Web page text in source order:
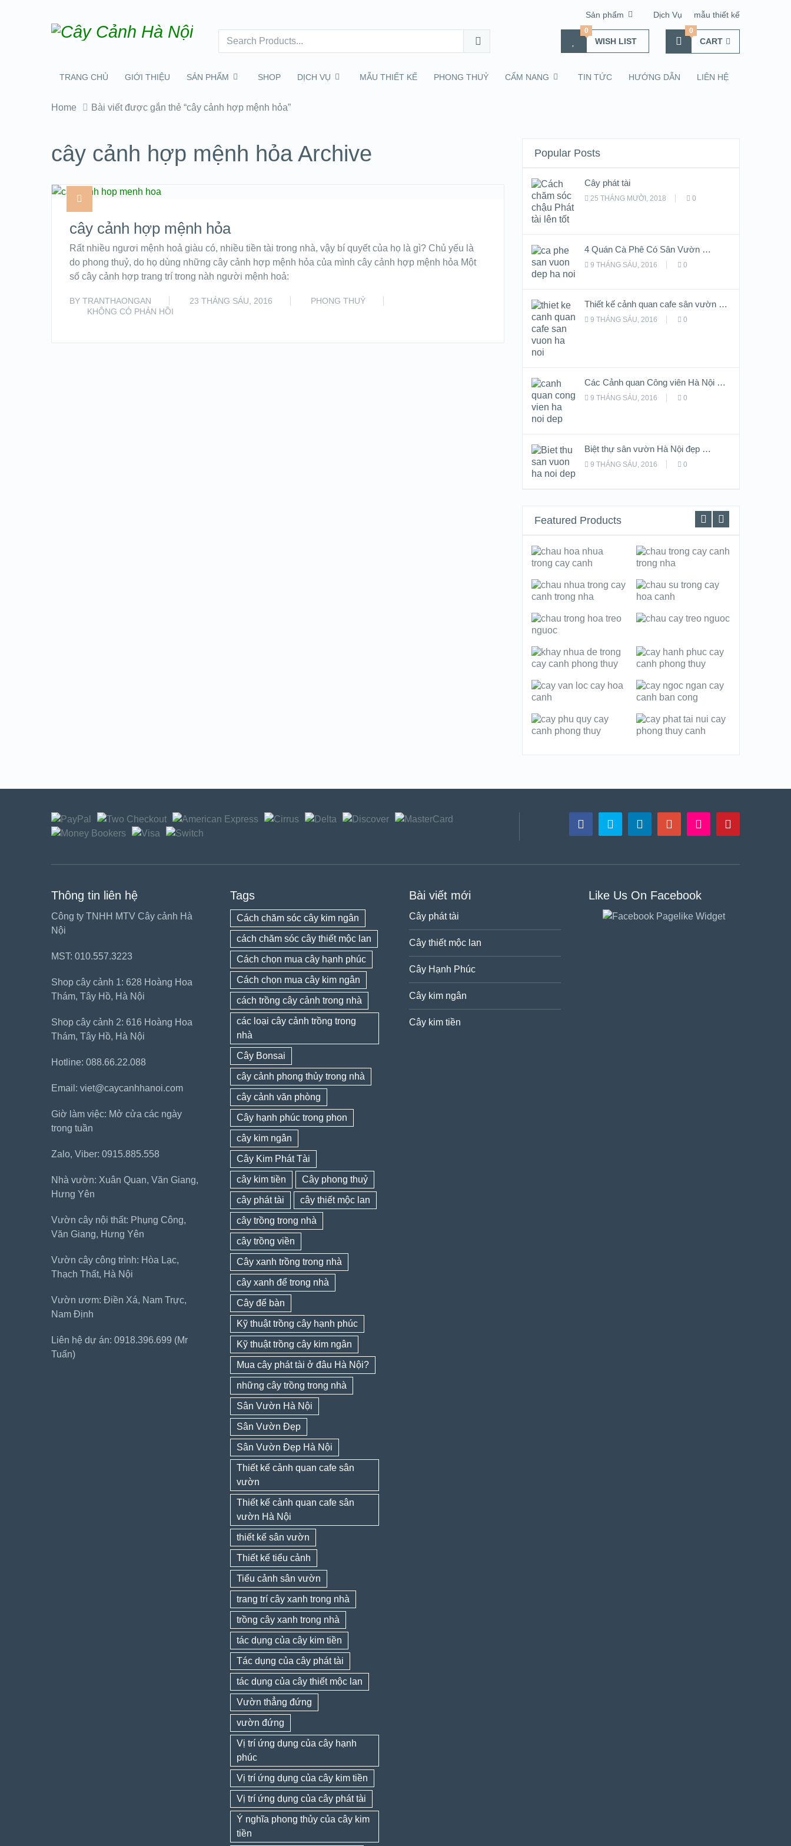
Sản phẩm Dịch Vụ mẫu thiết kế
WISH LIST
0
CART
0
TRANG CHỦ GIỚI THIỆU SẢN PHẨM SHOP DỊCH VỤ MẪU THIẾT KẾ PHONG THUỶ CẨM NANG TIN TỨC HƯỚNG DẪN LIÊN HỆ
Home Bài viết được gắn thẻ “cây cảnh hợp mệnh hỏa”
cây cảnh hợp mệnh hỏa Archive
cây cảnh hợp mệnh hỏa
Rất nhiều ngươi mệnh hoả giàu có, nhiều tiền tài trong nhà, vậy bí quyết của họ là gì? Chủ yếu là
do phong thuỷ, do họ dùng những cây cảnh hợp mệnh hỏa của mình cây cảnh hợp mệnh hỏa Một
số cây cảnh hợp trang trí trong nàh người mệnh hoả:
BY TRANTHAONGAN 23 THÁNG SÁU, 2016
PHONG THUỶ
KHÔNG CÓ PHẢN HỒI
Popular Posts
Cây phát tài
25 THÁNG MƯỜI, 2018 0
4 Quán Cà Phê Có Sân Vườn …
9 THÁNG SÁU, 2016 0
Thiết kế cảnh quan cafe sân vườn …
9 THÁNG SÁU, 2016 0
Các Cảnh quan Công viên Hà Nội …
9 THÁNG SÁU, 2016 0
Biệt thự sân vườn Hà Nội đẹp …
9 THÁNG SÁU, 2016 0
Featured Products
Thông tin liên hệ
Công ty TNHH MTV Cây cảnh Hà
Nội
MST: 010.557.3223
Shop cây cảnh 1: 628 Hoàng Hoa
Thám, Tây Hồ, Hà Nội
Shop cây cảnh 2: 616 Hoàng Hoa
Thám, Tây Hồ, Hà Nội
Hotline: 088.66.22.088
Email: viet@caycanhhanoi.com
Giờ làm việc: Mở cửa các ngày
trong tuần
Zalo, Viber: 0915.885.558
Nhà vườn: Xuân Quan, Văn Giang,
Hưng Yên
Vườn cây nội thất: Phụng Công,
Văn Giang, Hưng Yên
Vườn cây công trình: Hòa Lạc,
Thạch Thất, Hà Nội
Vườn ươm: Điền Xá, Nam Trực,
Nam Định
Liên hệ dự án: 0918.396.699 (Mr
Tuấn)
Tags
Cách chăm sóc cây kim ngân
cách chăm sóc cây thiết mộc lan
Cách chọn mua cây hạnh phúc
Cách chọn mua cây kim ngân
cách trồng cây cảnh trong nhà
các loại cây cảnh trồng trong
nhà
Cây Bonsai
cây cảnh phong thủy trong nhà
cây cảnh văn phòng
Cây hạnh phúc trong phon
cây kim ngân
Cây Kim Phát Tài
cây kim tiền Cây phong thuỷ
cây phát tài cây thiết mộc lan
cây trồng trong nhà
cây trồng viền
Cây xanh trồng trong nhà
cây xanh để trong nhà
Cây để bàn
Kỹ thuật trồng cây hạnh phúc
Kỹ thuật trồng cây kim ngân
Mua cây phát tài ở đâu Hà Nội?
những cây trồng trong nhà
Sân Vườn Hà Nội
Sân Vườn Đẹp
Sân Vườn Đẹp Hà Nội
Thiết kế cảnh quan cafe sân
vườn
Thiết kế cảnh quan cafe sân
vườn Hà Nội
thiết kế sân vườn
Thiết kế tiểu cảnh
Tiểu cảnh sân vườn
trang trí cây xanh trong nhà
trồng cây xanh trong nhà
tác dụng của cây kim tiền
Tác dụng của cây phát tài
tác dụng của cây thiết mộc lan
Vườn thẳng đứng
vườn đứng
Vị trí ứng dụng của cây hạnh
phúc
Vị trí ứng dụng của cây kim tiền
Vị trí ứng dụng của cây phát tài
Ý nghĩa phong thủy của cây kim
tiền
Bài viết mới
Cây phát tài
Cây thiết mộc lan
Cây Hạnh Phúc
Cây kim ngân
Cây kim tiền
Like Us On Facebook